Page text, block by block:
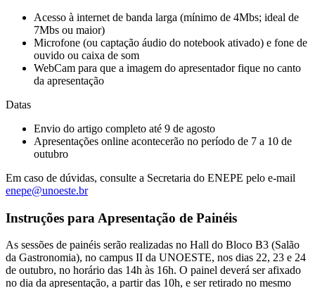
Acesso à internet de banda larga (mínimo de 4Mbs; ideal de
7Mbs ou maior)
Microfone (ou captação áudio do notebook ativado) e fone de
ouvido ou caixa de som
WebCam para que a imagem do apresentador fique no canto
da apresentação
Datas
Envio do artigo completo até 9 de agosto
Apresentações online acontecerão no período de 7 a 10 de
outubro
Em caso de dúvidas, consulte a Secretaria do ENEPE pelo e-mail
enepe@unoeste.br
Instruções para Apresentação de Painéis
As sessões de painéis serão realizadas no Hall do Bloco B3 (Salão
da Gastronomia), no campus II da UNOESTE, nos dias 22, 23 e 24
de outubro, no horário das 14h às 16h. O painel deverá ser afixado
no dia da apresentação, a partir das 10h, e ser retirado no mesmo